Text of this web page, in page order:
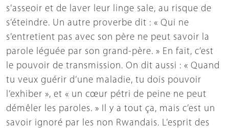
s’asseoir et de laver leur linge sale, au risque de
s’éteindre. Un autre proverbe dit : « Qui ne
s’entretient pas avec son père ne peut savoir la
parole léguée par son grand-père. » En fait, c’est
le pouvoir de transmission. On dit aussi : « Quand
tu veux guérir d’une maladie, tu dois pouvoir
l’exhiber », et « un cœur pétri de peine ne peut
démêler les paroles. » Il y a tout ça, mais c’est un
savoir ignoré par les non Rwandais. L’esprit des